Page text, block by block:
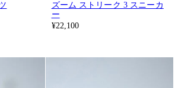
ズーム ストリーク 3 スニーカ
ー
¥22,100